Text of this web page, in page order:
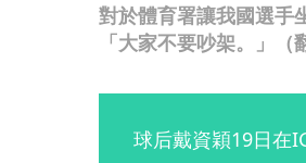
對於體育署讓我國選手
「大家不要吵架。」（
球后戴資穎19日在